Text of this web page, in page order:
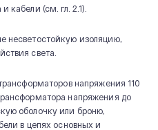
кабели (см. гл. 2.1).
несветостойкую изоляцию,
света.
напряжения 110
напряжения до
оболочку или броню,
в цепях основных и